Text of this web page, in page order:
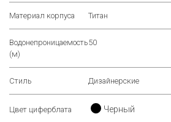
Материал корпуса Титан
Водонепроницаемость
(м)
50
Стиль Дизайнерские
Цвет циферблата Черный